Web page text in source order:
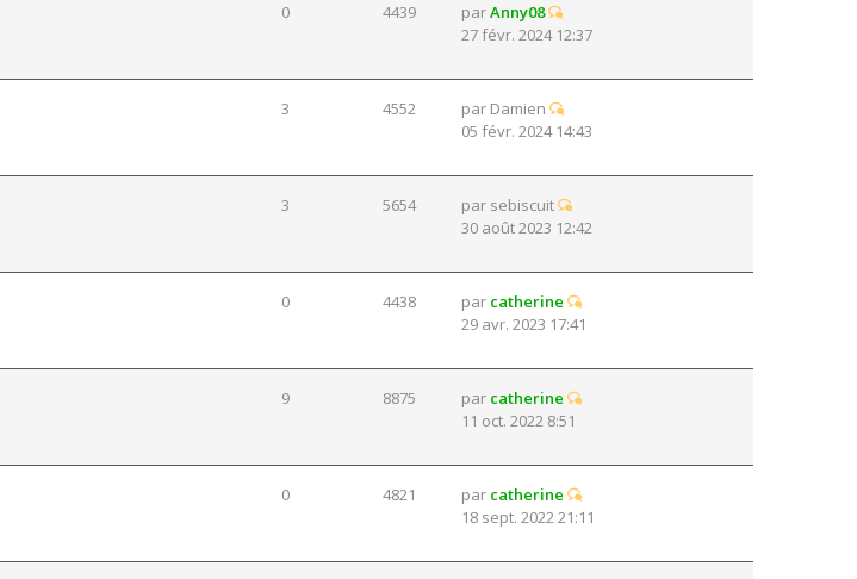
0 4439 parAnny08
27 févr. 2024 12:37
3 4552 par Damien
05 févr. 2024 14:43
3 5654 par sebiscuit
30 août 2023 12:42
0 4438 par catherine
29 avr. 2023 17:41
9 8875 par catherine
11 oct. 2022 8:51
0 4821 par catherine
18 sept. 2022 21:11